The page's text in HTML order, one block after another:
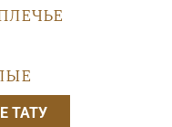
ТАТУ